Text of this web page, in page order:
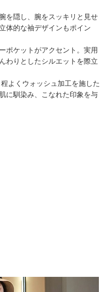
を隠し、腕をスッキリと見せ
体的な袖デザインもポイン
ポケットがアクセント。実用
わりとしたシルエットを際立
よくウォッシュ加工を施した
に馴染み、こなれた印象を与